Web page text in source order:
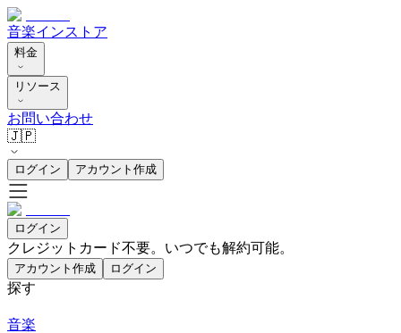
音楽インストア
料金
リソース
お問い合わせ
🇯🇵
ログイン アカウント作成
ログイン
クレジットカード不要。いつでも解約可能。
アカウント作成 ログイン
探す
音楽